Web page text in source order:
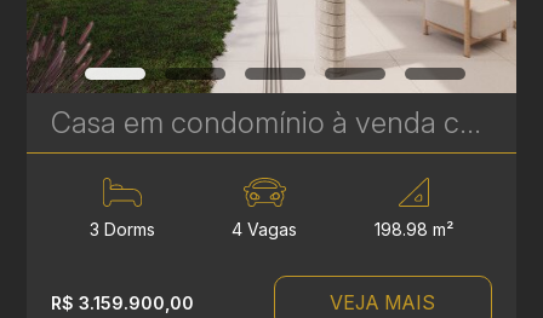
Casa em condomínio à venda com 3 suítes em Campina do Siqueira - 312,44 m² - Casa Áurea | Ref. 1770
3 Dorms 4 Vagas 198.98 m²
R$ 3.159.900,00 VEJA MAIS